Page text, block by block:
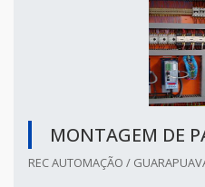
MONTAGEM DE
REC AUTOMAÇÃO /